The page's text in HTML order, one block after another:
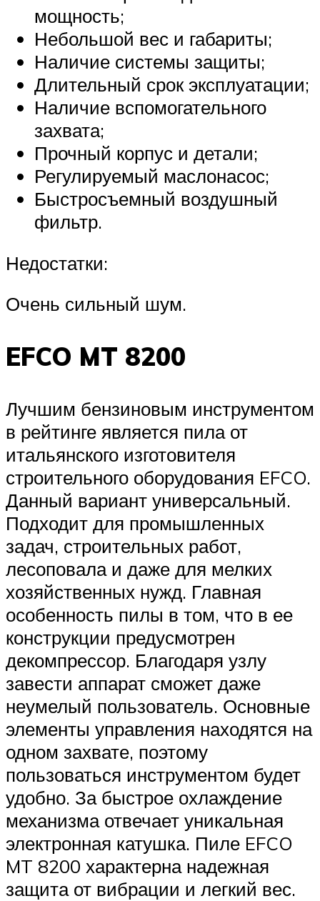
мощность;
Небольшой вес и габариты;
Наличие системы защиты;
Длительный срок эксплуатации;
Наличие вспомогательного
захвата;
Прочный корпус и детали;
Регулируемый маслонасос;
Быстросъемный воздушный
фильтр.
Недостатки:
Очень сильный шум.
EFCO MT 8200
Лучшим бензиновым инструментом
в рейтинге является пила от
итальянского изготовителя
строительного оборудования EFCO.
Данный вариант универсальный.
Подходит для промышленных
задач, строительных работ,
лесоповала и даже для мелких
хозяйственных нужд. Главная
особенность пилы в том, что в ее
конструкции предусмотрен
декомпрессор. Благодаря узлу
завести аппарат сможет даже
неумелый пользователь. Основные
элементы управления находятся на
одном захвате, поэтому
пользоваться инструментом будет
удобно. За быстрое охлаждение
механизма отвечает уникальная
электронная катушка. Пиле EFCO
MT 8200 характерна надежная
защита от вибрации и легкий вес.